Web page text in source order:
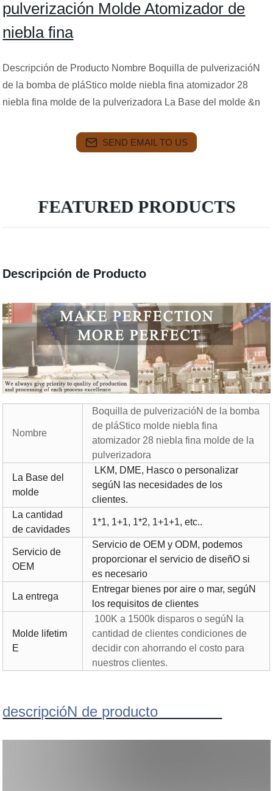
pulverización Molde Atomizador de
niebla fina
Descripción de Producto Nombre Boquilla de pulverizacióN
de la bomba de pláStico molde niebla fina atomizador 28
niebla fina molde de la pulverizadora La Base del molde &n
SEND EMAIL TO US
FEATURED PRODUCTS
Descripción de Producto
Nombre
Boquilla de pulverizacióN de la bomba
de pláStico molde niebla fina
atomizador 28 niebla fina molde de la
pulverizadora
La Base del
molde
LKM, DME, Hasco o personalizar
segúN las necesidades de los
clientes.
La cantidad
de cavidades
1*1, 1+1, 1*2, 1+1+1, etc..
Servicio de
OEM
Servicio de OEM y ODM, podemos
proporcionar el servicio de diseñO si
es necesario
La entrega
Entregar bienes por aire o mar, segúN
los requisitos de clientes
Molde lifetim
E
100K a 1500k disparos o segúN la
cantidad de clientes condiciones de
decidir con ahorrando el costo para
nuestros clientes.
descripcióN de producto